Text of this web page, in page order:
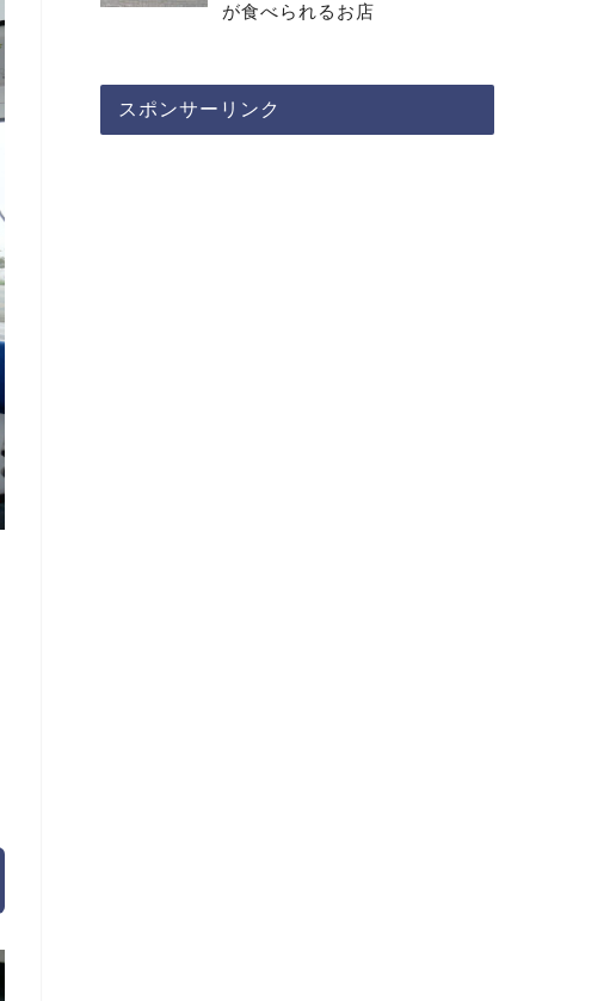
が食べられるお店
スポンサーリンク